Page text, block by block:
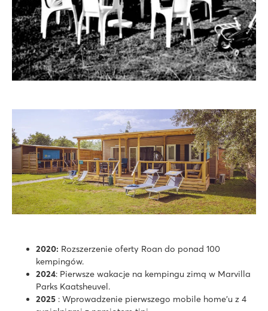
2020: Rozszerzenie oferty Roan do ponad 100
kempingów.
2024: Pierwsze wakacje na kempingu zimą w Marvilla
Parks Kaatsheuvel.
2025 : Wprowadzenie pierwszego mobile home'u z 4